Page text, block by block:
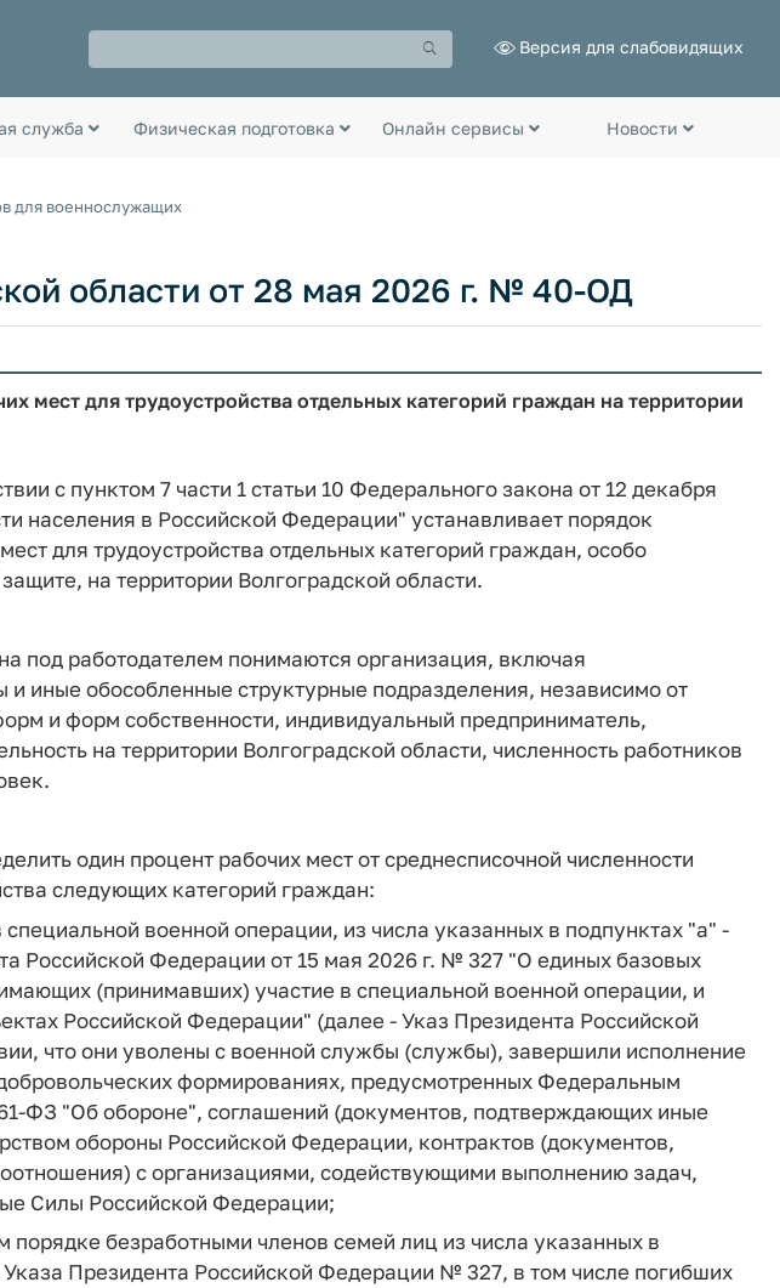
Версия для слабовидящих
служба Физическая подготовка Онлайн сервисы Новости
для военнослужащих
области от 28 мая 2026 г. № 40-ОД
мест для трудоустройства отдельных категорий граждан на территории
с пунктом 7 части 1 статьи 10 Федерального закона от 12 декабря
населения в Российской Федерации" устанавливает порядок
для трудоустройства отдельных категорий граждан, особо
на территории Волгоградской области.
под работодателем понимаются организация, включая
и иные обособленные структурные подразделения, независимо от
и форм собственности, индивидуальный предприниматель,
на территории Волгоградской области, численность работников
один процент рабочих мест от среднесписочной численности
следующих категорий граждан:
военной операции, из числа указанных в подпунктах "а" -
Российской Федерации от 15 мая 2026 г. № 327 "О единых базовых
(принимавших) участие в специальной военной операции, и
Российской Федерации" (далее - Указ Президента Российской
что они уволены с военной службы (службы), завершили исполнение
формированиях, предусмотренных Федеральным
ФЗ "Об обороне", соглашений (документов, подтверждающих иные
обороны Российской Федерации, контрактов (документов,
с организациями, содействующими выполнению задач,
Силы Российской Федерации;
порядке безработными членов семей лиц из числа указанных в
Указа Президента Российской Федерации № 327, в том числе погибших